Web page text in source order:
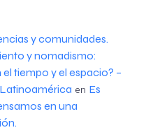
y comunidades.
y nomadismo:
tiempo y el espacio? –
en Es
en una